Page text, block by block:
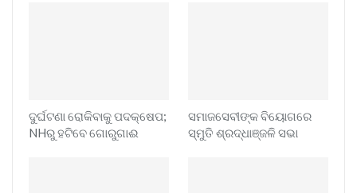
ଦୁର୍ଘଟଣା ରୋକିବାକୁ ପଦକ୍ଷେପ;
NHରୁ ହଟିବେ ଗୋରୁଗାଈ
ସମାଜସେବୀଙ୍କ ବିୟୋଗରେ
ସ୍ମୁତି ଶ୍ରଦ୍ଧାଞ୍ଜଳି ସଭା